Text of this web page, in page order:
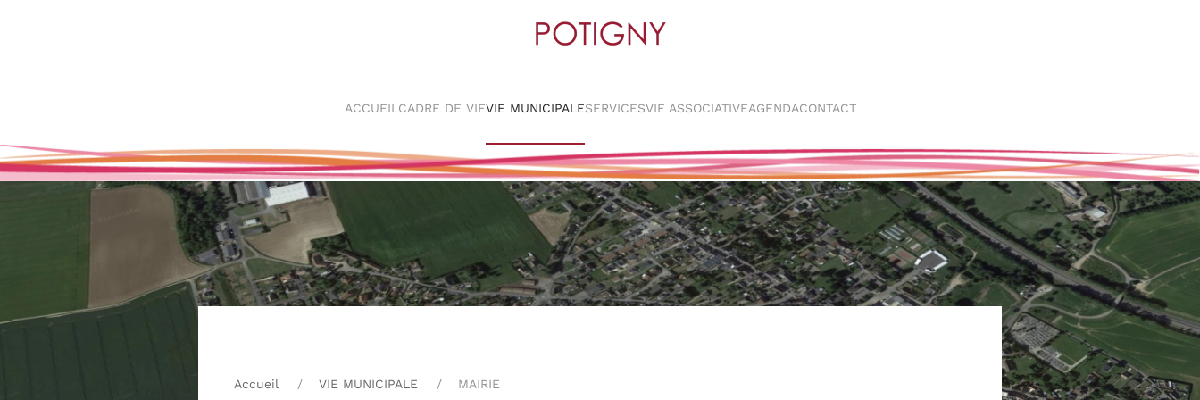
ACCUEIL CADRE DE VIEVIE MUNICIPALESERVICESVIE ASSOCIATIVEAGENDACONTACT
Accueil VIE MUNICIPALE MAIRIE